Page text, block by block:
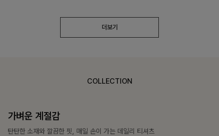
더보기
COLLECTION
가장 쉬운 코디
특별한 날부터 일상까지 함께하는 룩